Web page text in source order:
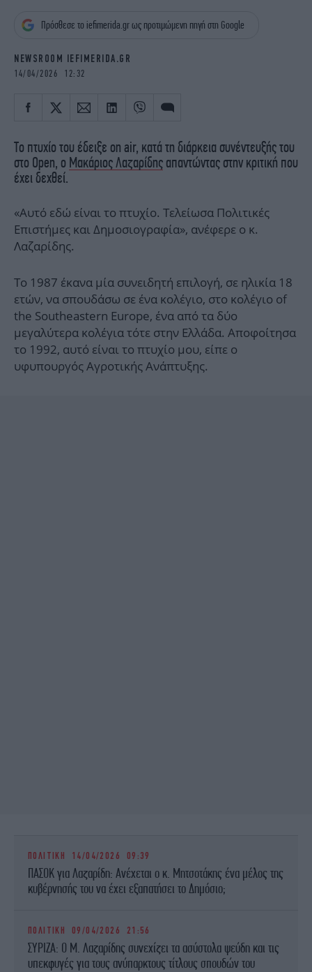
OSCARS
THE OCEAN
Πρόσθεσε το iefimerida.gr ως προτιμώμενη πηγή στη Google
NEWSROOM IEFIMERIDA.GR
14/04/2026 12:32
Το πτυχίο του έδειξε on air, κατά τη διάρκεια συνέντευξής του
στο Open, ο Μακάριος Λαζαρίδης απαντώντας στην κριτική που
έχει δεχθεί.
«Αυτό εδώ είναι το πτυχίο. Τελείωσα Πολιτικές
Επιστήμες και Δημοσιογραφία», ανέφερε ο κ.
Λαζαρίδης.
Το 1987 έκανα μία συνειδητή επιλογή, σε ηλικία 18
ετών, να σπουδάσω σε ένα κολέγιο, στο κολέγιο of
the Southeastern Europe, ένα από τα δύο
μεγαλύτερα κολέγια τότε στην Ελλάδα. Αποφοίτησα
το 1992, αυτό είναι το πτυχίο μου, είπε ο
υφυπουργός Αγροτικής Ανάπτυξης.
ΠΟΛΙΤΙΚΗ 14/04/2026 09:39
ΠΑΣΟΚ για Λαζαρίδη: Ανέχεται ο κ. Μητσοτάκης ένα μέλος της
κυβέρνησής του να έχει εξαπατήσει το Δημόσιο;
ΠΟΛΙΤΙΚΗ 09/04/2026 21:56
ΣΥΡΙΖΑ: Ο Μ. Λαζαρίδης συνεχίζει τα ασύστολα ψεύδη και τις
υπεκφυγές για τους ανύπαρκτους τίτλους σπουδών του